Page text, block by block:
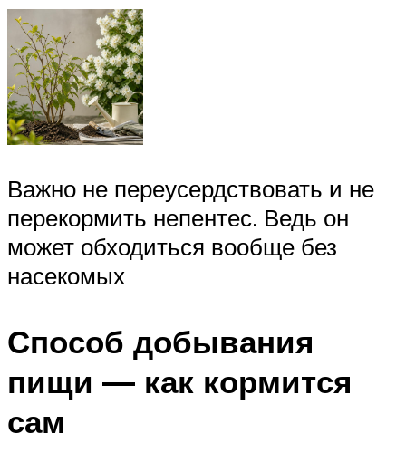
Важно не переусердствовать и не
перекормить непентес. Ведь он
может обходиться вообще без
насекомых
Способ добывания
пищи — как кормится
сам